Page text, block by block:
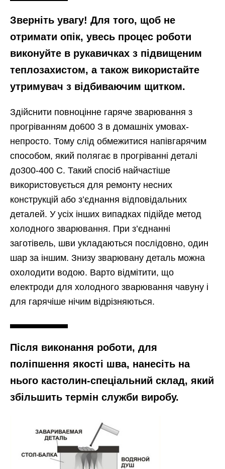
Зверніть увагу! Для того, щоб не
отримати опік, увесь процес роботи
виконуйте в рукавичках з підвищеним
теплозахистом, а також використайте
утримувач з відбиваючим щитком.
Здійснити повноцінне гаряче зварювання з
прогріванням до600 З в домашніх умовах-
непросто. Тому слід обмежитися напівгарячим
способом, який полягає в прогріванні деталі
до300-400 С. Такий спосіб найчастіше
використовується для ремонту несних
конструкцій або з’єднання відповідальних
деталей. У усіх інших випадках підійде метод
холодного зварювання. При з’єднанні
заготівель, шви укладаються послідовно, один
шар за іншим. Знизу зварювану деталь можна
охолодити водою. Варто відмітити, що
електроди для холодного зварювання чавуну і
для гарячіше нічим відрізняються.
Після виконання роботи, для
поліпшення якості шва, нанесіть на
нього кастолин-спеціальний склад, який
збільшить термін служби виробу.